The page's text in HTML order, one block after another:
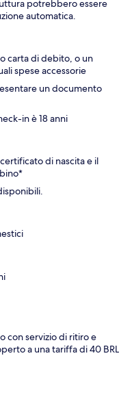
potrebbero essere
automatica.
carta di debito, o un
spese accessorie
un documento
in è 18 anni
di nascita e il
con servizio di ritiro e
a una tariffa di 40 BRL